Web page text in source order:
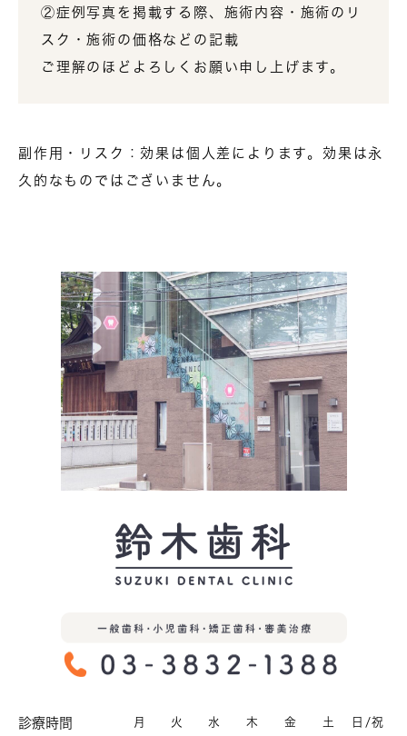
②症例写真を掲載する際、施術内容・施術のリ
スク・施術の価格などの記載
ご理解のほどよろしくお願い申し上げます。
副作用・リスク：効果は個人差によります。効果は永
久的なものではございません。
診療時間 月 火 水 木 金 土 日/祝